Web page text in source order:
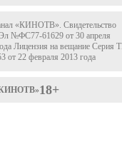
«КИНОТВ». Свидетельство
№ФС77-61629 от 30 апреля
Лицензия на вещание Серия
от 22 февраля 2013 года
18+